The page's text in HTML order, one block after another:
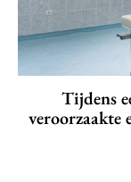
Tijdens
veroorzaakte